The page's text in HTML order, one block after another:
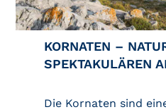
KORNATEN –
SPEKTAKULÄREN
Die Kornaten sind